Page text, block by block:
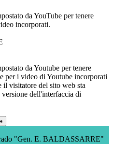
da YouTube per tenere
incorporati.
da Youtube per tenere
per i video di Youtube incorporati
il visitatore del sito web sta
dell'interfaccia di
"Gen. E. BALDASSARRE"